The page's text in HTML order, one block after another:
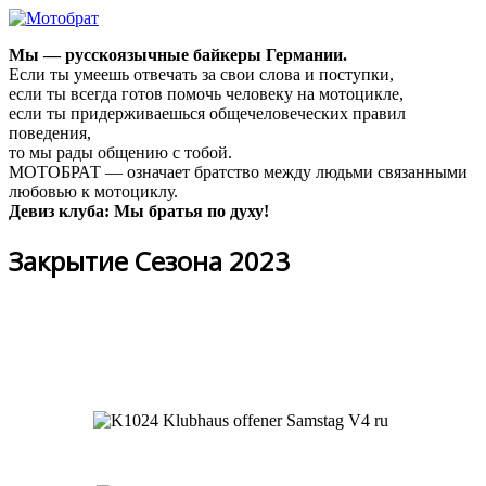
Мы — русскоязычные байкеры Германии.
Если ты умеешь отвечать за свои слова и поступки,
если ты всегда готов помочь человеку на мотоцикле,
если ты придерживаешься общечеловеческих правил
поведения,
то мы рады общению с тобой.
МОТОБРАТ — означает братство между людьми связанными
любовью к мотоциклу.
Девиз клуба: Мы братья по духу!
Закрытие Сезона 2023